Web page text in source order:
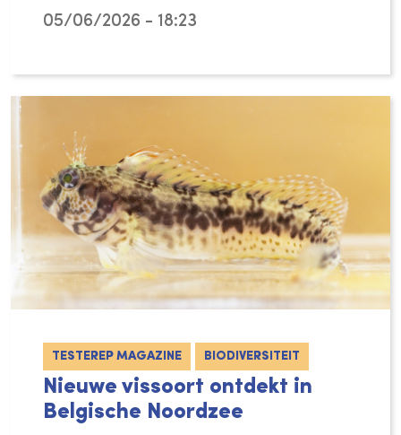
05/06/2026 - 18:23
TESTEREP MAGAZINE BIODIVERSITEIT
Nieuwe vissoort ontdekt in
Belgische Noordzee